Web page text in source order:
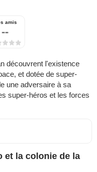
amis
--
découvrent l'existence
et dotée de super-
une adversaire à sa
super-héros et les forces
et la colonie de la